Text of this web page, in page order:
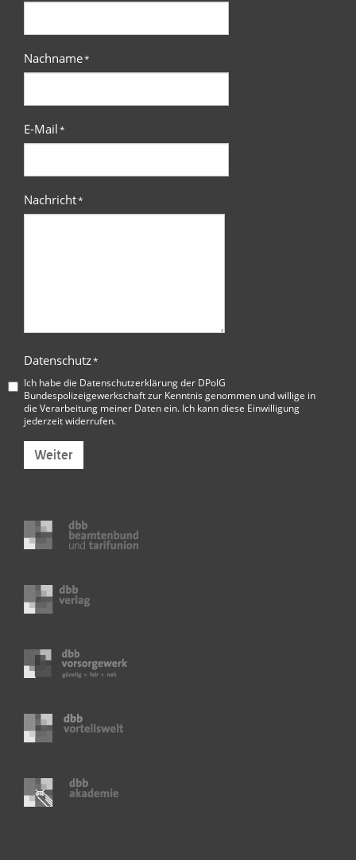
Nachname*
E-Mail*
Nachricht*
Datenschutz*
Ich habe die Datenschutzerklärung der DPolG
Bundespolizeigewerkschaftzur Kenntnis genommen und willige in
die Verarbeitung meiner Daten ein. Ich kann diese Einwilligung
jederzeit widerrufen.
Weiter